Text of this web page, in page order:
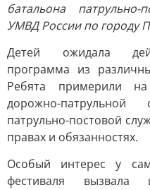
батальона
УМВД России по городу
Детей ожидала
программа из
Ребята примерили
дорожно-
патрульно-постовой
правах и обязанностях.
Особый интерес у
фестиваля вызвала